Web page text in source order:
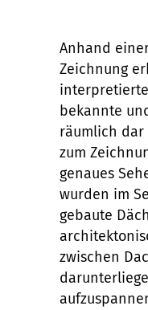
Anhand
Zeichnung
bekannte
räumlich dar
zum
genaues
wurden im
gebaute
zwischen